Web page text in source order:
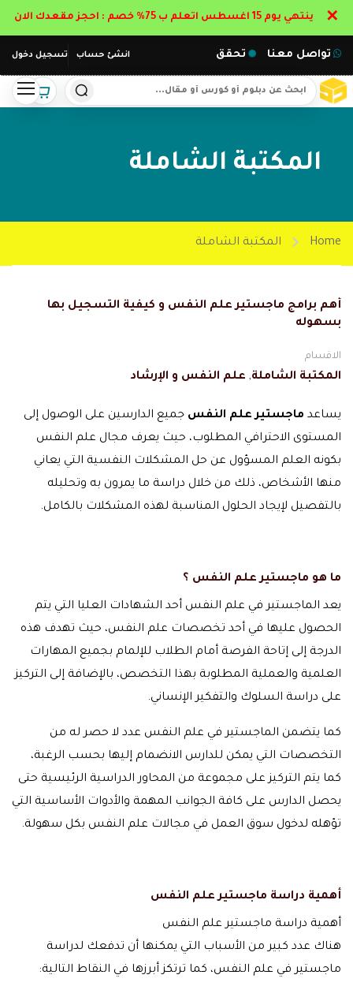
انشئ حساب تسجيل دخول تواصل معنا تحقق
المكتبة الشاملة
Home المكتبة الشاملة
أهم برامج ماجستير علم النفس و كيفية التسجيل بها
بسهوله
الاقسام
المكتبة الشاملة, علم النفس و الإرشاد
يساعد ماجستير علم النفس جميع الدارسين على الوصول إلى
المستوى الاحترافي المطلوب، حيث يعرف مجال علم النفس
بكونه العلم المسؤول عن حل المشكلات النفسية التي يعاني
منها الأشخاص، ذلك من خلال دراسة ما يمرون به وتحليله
بالتفصيل لإيجاد الحلول المناسبة لهذه المشكلات بالكامل.
ما هو ماجستير علم النفس ؟
يعد الماجستير في علم النفس أحد الشهادات العليا التي يتم
الحصول عليها في أحد تخصصات علم النفس، حيث تهدف هذه
الدرجة إلى إتاحة الفرصة أمام الطلاب للإلمام بجميع المهارات
العلمية والعملية المطلوبة بهذا التخصص، بالإضافة إلى التركيز
على دراسة السلوك والتفكير الإنساني.
كما يتضمن الماجستير في علم النفس عدد لا حصر له من
التخصصات التي يمكن للدارس الانضمام إليها بحسب الرغبة،
كما يتم التركيز على مجموعة من المحاور الدراسية الرئيسية حتى
يحصل الدارس على كافة الجوانب المهمة والأدوات الأساسية التي
تؤهله لدخول سوق العمل في مجالات علم النفس بكل سهولة.
أهمية دراسة ماجستير علم النفس
أهمية دراسة ماجستير علم النفس
هناك عدد كبير من الأسباب التي يمكنها أن تدفعك لدراسة
ماجستير في علم النفس، كما ترتكز أبرزها في النقاط التالية:
ينتهي يوم 15 اغسطس اتعلم ب 75% خصم : احجز مقعدك الان ✕